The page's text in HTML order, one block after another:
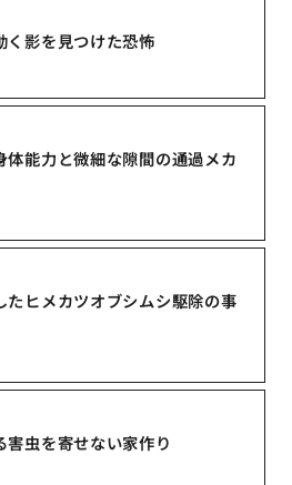
く影を見つけた恐怖
体能力と微細な隙間の通過メカ
たヒメカツオブシムシ駆除の事
虫を寄せない家作り